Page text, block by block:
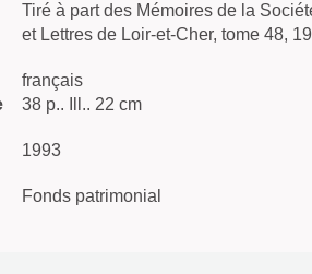
Tiré à part des Mémoires de la
et Lettres de Loir-et-Cher, tome 48,
français
38 p.. Ill.. 22 cm
1993
Fonds patrimonial